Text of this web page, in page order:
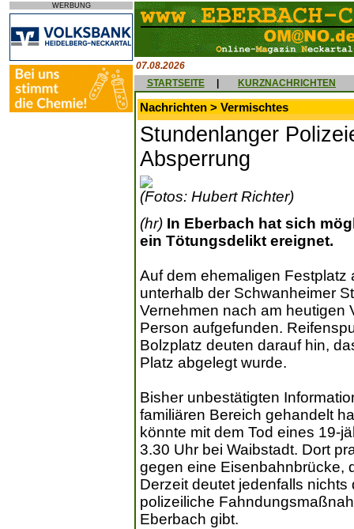
WERBUNG
07.08.2026
STARTSEITE
KURZNACHRICHTEN
Nachrichten > Vermischtes
Stundenlanger
Absperrung
(Fotos: Hubert Richter)
(hr) In Eberbach hat sich
ein Tötungsdelikt ereignet.
Auf dem ehemaligen
unterhalb der Schwanheimer
Vernehmen nach am heutigen
Person aufgefunden.
Bolzplatz deuten darauf hin,
Platz abgelegt wurde.
Bisher unbestätigten
familiären Bereich gehandelt
könnte mit dem Tod eines 19-
3.30 Uhr bei Waibstadt. Dort
gegen eine Eisenbahnbrücke,
Derzeit deutet jedenfalls
polizeiliche
Eberbach gibt.